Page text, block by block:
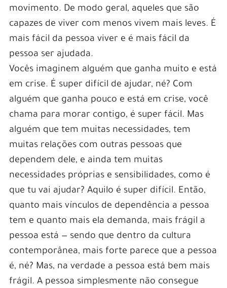
movimento. De modo geral, aqueles que são
capazes de viver com menos vivem mais leves. É
mais fácil da pessoa viver e é mais fácil da
pessoa ser ajudada.
Vocês imaginem alguém que ganha muito e está
em crise. É super difícil de ajudar, né? Com
alguém que ganha pouco e está em crise, você
chama para morar contigo, é super fácil. Mas
alguém que tem muitas necessidades, tem
muitas relações com outras pessoas que
dependem dele, e ainda tem muitas
necessidades próprias e sensibilidades, como é
que tu vai ajudar? Aquilo é super difícil. Então,
quanto mais vínculos de dependência a pessoa
tem e quanto mais ela demanda, mais frágil a
pessoa está — sendo que dentro da cultura
contemporânea, mais forte parece que a pessoa
é, né? Mas, na verdade a pessoa está bem mais
frágil. A pessoa simplesmente não consegue